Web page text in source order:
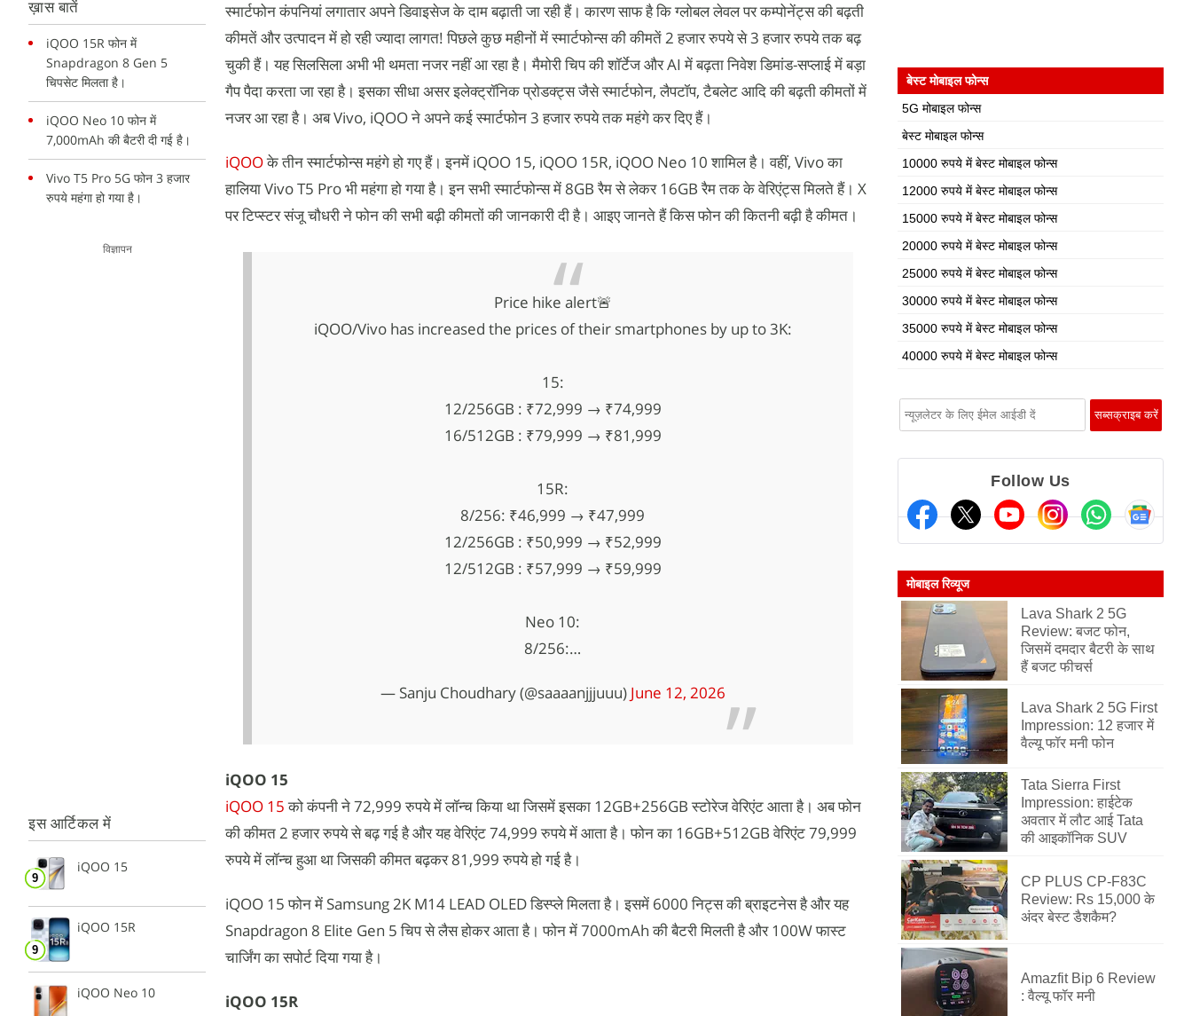
ख़ास बातें
iQOO 15R फोन में
Snapdragon 8 Gen 5
चिपसेट मिलता है।
iQOO Neo 10 फोन में
7,000mAh की बैटरी दी गई है।
Vivo T5 Pro 5G फोन 3 हजार
रुपये महंगा हो गया है।
विज्ञापन
इस आर्टिकल में
iQOO 15
iQOO 15R
iQOO Neo 10
स्मार्टफोन कंपनियां लगातार अपने डिवाइसेज के दाम बढ़ाती जा रही हैं। कारण साफ है कि ग्लोबल लेवल पर कम्पोनेंट्स की बढ़ती
कीमतें और उत्पादन में हो रही ज्यादा लागत! पिछले कुछ महीनों में स्मार्टफोन्स की कीमतें 2 हजार रुपये से 3 हजार रुपये तक बढ़
चुकी हैं। यह सिलसिला अभी भी थमता नजर नहीं आ रहा है। मैमोरी चिप की शॉर्टेज और AI में बढ़ता निवेश डिमांड-सप्लाई में बड़ा
गैप पैदा करता जा रहा है। इसका सीधा असर इलेक्ट्रॉनिक प्रोडक्ट्स जैसे स्मार्टफोन, लैपटॉप, टैबलेट आदि की बढ़ती कीमतों में
नजर आ रहा है। अब Vivo, iQOO ने अपने कई स्मार्टफोन 3 हजार रुपये तक महंगे कर दिए हैं।
iQOOके तीन स्मार्टफोन्स महंगे हो गए हैं। इनमें iQOO 15, iQOO 15R, iQOO Neo 10 शामिल है। वहीं, Vivo का
हालिया Vivo T5 Pro भी महंगा हो गया है। इन सभी स्मार्टफोन्स में 8GB रैम से लेकर 16GB रैम तक के वेरिएंट्स मिलते हैं। X
पर टिप्स्टर संजू चौधरी ने फोन की सभी बढ़ी कीमतों की जानकारी दी है। आइए जानते हैं किस फोन की कितनी बढ़ी है कीमत।
Price hike alert🚨
iQOO/Vivo has increased the prices of their smartphones by up to 3K:
15:
12/256GB : ₹72,999 → ₹74,999
16/512GB : ₹79,999 → ₹81,999
15R:
8/256: ₹46,999 → ₹47,999
12/256GB : ₹50,999 → ₹52,999
12/512GB : ₹57,999 → ₹59,999
Neo 10:
8/256:…
— Sanju Choudhary (@saaaanjjjuuu) June 12, 2026
iQOO 15
iQOO 15को कंपनी ने 72,999 रुपये में लॉन्च किया था जिसमें इसका 12GB+256GB स्टोरेज वेरिएंट आता है। अब फोन
की कीमत 2 हजार रुपये से बढ़ गई है और यह वेरिएंट 74,999 रुपये में आता है। फोन का 16GB+512GB वेरिएंट 79,999
रुपये में लॉन्च हुआ था जिसकी कीमत बढ़कर 81,999 रुपये हो गई है।
iQOO 15 फोन में Samsung 2K M14 LEAD OLED डिस्प्ले मिलता है। इसमें 6000 निट्स की ब्राइटनेस है और यह
Snapdragon 8 Elite Gen 5 चिप से लैस होकर आता है। फोन में 7000mAh की बैटरी मिलती है और 100W फास्ट
चार्जिंग का सपोर्ट दिया गया है।
iQOO 15R
बेस्ट मोबाइल फोन्स
5G मोबाइल फोन्स
बेस्ट मोबाइल फोन्स
10000 रुपये में बेस्ट मोबाइल फोन्स
12000 रुपये में बेस्ट मोबाइल फोन्स
15000 रुपये में बेस्ट मोबाइल फोन्स
20000 रुपये में बेस्ट मोबाइल फोन्स
25000 रुपये में बेस्ट मोबाइल फोन्स
30000 रुपये में बेस्ट मोबाइल फोन्स
35000 रुपये में बेस्ट मोबाइल फोन्स
40000 रुपये में बेस्ट मोबाइल फोन्स
Follow Us
मोबाइल रिव्यूज
Lava Shark 2 5G
Review: बजट फोन,
जिसमें दमदार बैटरी के साथ
हैं बजट फीचर्स
Lava Shark 2 5G First
Impression: 12 हजार में
वैल्यू फॉर मनी फोन
Tata Sierra First
Impression: हाईटेक
अवतार में लौट आई Tata
की आइकॉनिक SUV
CP PLUS CP-F83C
Review: Rs 15,000 के
अंदर बेस्ट डैशकैम?
Amazfit Bip 6 Review
: वैल्यू फॉर मनी